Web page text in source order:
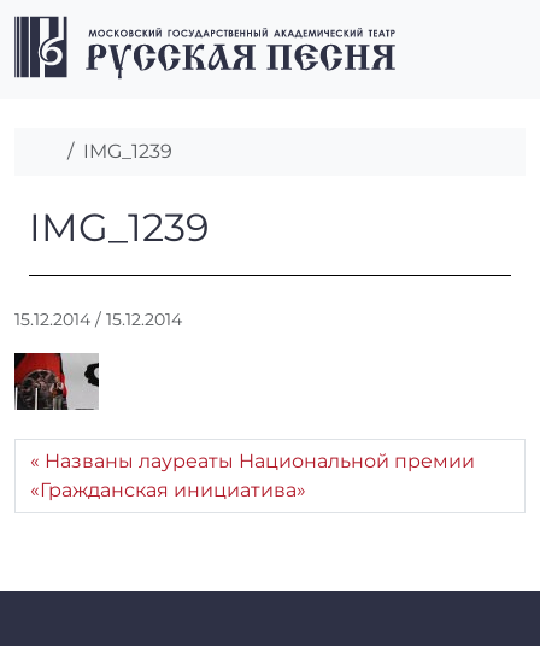
Перейти к содержимому
Перейти к футеру
Главная
IMG_1239
IMG_1239
IMG_1239
15.12.2014 / 15.12.2014
:
r
r
_
m
Названы лауреаты Национальной премии
«Гражданская инициатива»